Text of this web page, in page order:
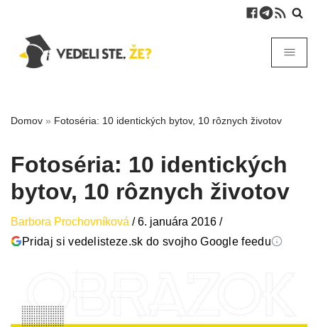
Domov » Fotoséria: 10 identických bytov, 10 rôznych životov
Fotoséria: 10 identických
bytov, 10 rôznych životov
Barbora Prochovníková /6. januára 2016 /
Pridaj si vedelisteze.sk do svojho Google feedu